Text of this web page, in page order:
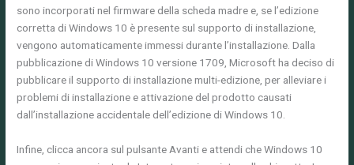
sono incorporati nel firmware della scheda madre e, se l’edizione
corretta di Windows 10 è presente sul supporto di installazione,
vengono automaticamente immessi durante l’installazione. Dalla
pubblicazione di Windows 10 versione 1709, Microsoft ha deciso di
pubblicare il supporto di installazione multi-edizione, per alleviare i
problemi di installazione e attivazione del prodotto causati
dall’installazione accidentale dell’edizione di Windows 10.
Infine, clicca ancora sul pulsante Avanti e attendi che Windows 10